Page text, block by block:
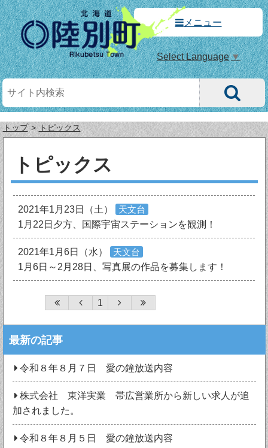
メニュー
Select Language▼
トップ トピックス
トピックス
2021年1月23日（土）
天文台
1月22日夕方、国際宇宙ステーションを観測！
2021年1月6日（水）
天文台
1月6日～2月28日、写真展の作品を募集します！
1
最新の記事
令和８年８月７日 愛の鐘放送内容
株式会社 東洋実業 帯広営業所から新しい求人が追
加されました。
令和８年８月５日 愛の鐘放送内容